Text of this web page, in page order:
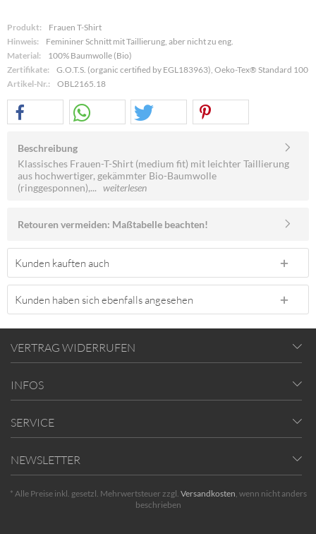
Produkt:
Frauen T-Shirt
Hinweis:
Femininer Schnitt mit Taillierung, aber nicht zu eng.
Material:
100% Baumwolle (Bio)
Zertifikate:
G.O.T.S. (organic certified by EGL183963), Oeko-Tex® Standard 100
Artikel-Nr.:
OBL2165.18
Beschreibung
Klassisches Frauen-T-Shirt (medium fit) mit leichter Taillierung
aus hochwertiger, gekämmter Bio-Baumwolle
(ringgesponnen),... weiterlesen
Retouren vermeiden: Maßtabelle beachten!
Kunden kauften auch
Kunden haben sich ebenfalls angesehen
VERTRAG WIDERRUFEN
INFOS
SERVICE
NEWSLETTER
* Alle Preise inkl. gesetzl. Mehrwertsteuer zzgl. Versandkosten, wenn nicht anders
beschrieben